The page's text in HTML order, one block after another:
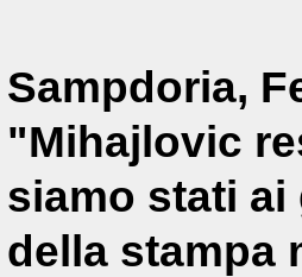
Sampdoria,
"Mihajlovic
siamo stati
della stampa